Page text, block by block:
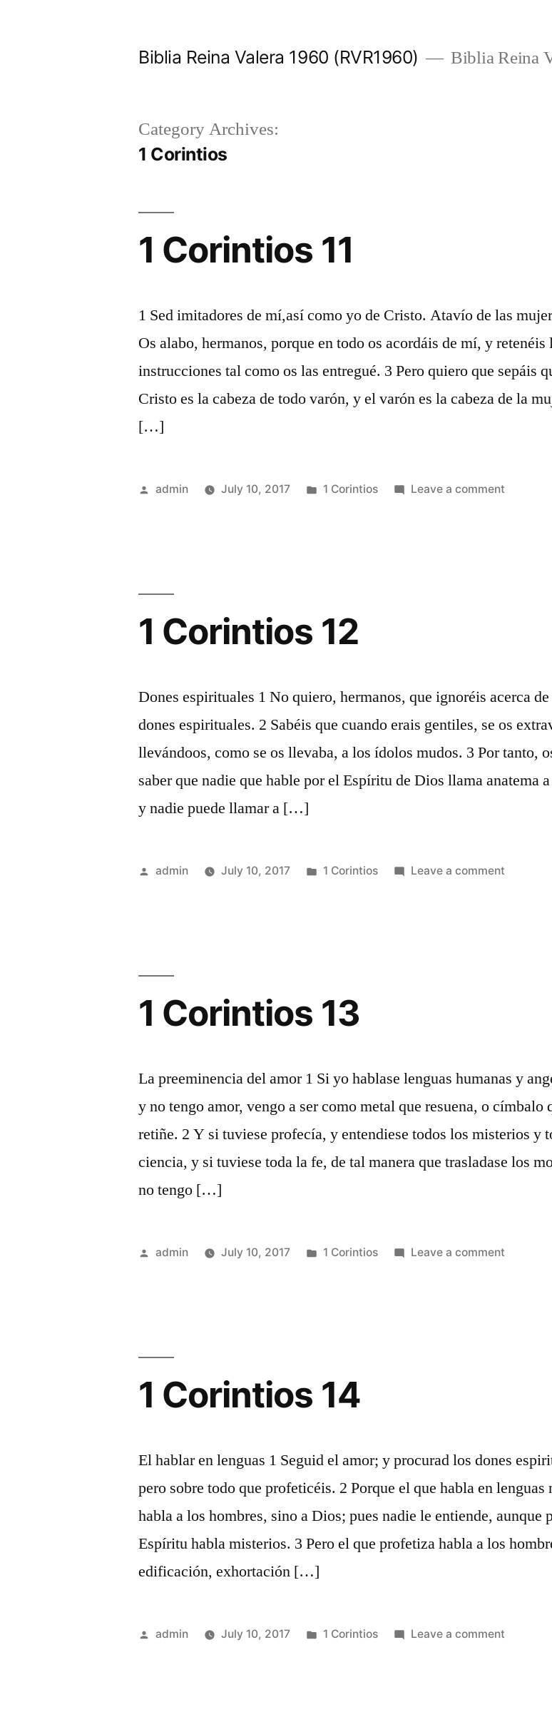
Biblia Reina Valera 1960 (RVR1960) Biblia Reina
Category Archives:
1 Corintios
1 Corintios 11
1 Sed imitadores de mí,así como yo de Cristo. Atavío de las
Os alabo, hermanos, porque en todo os acordáis de mí, y retenéis
instrucciones tal como os las entregué. 3 Pero quiero que sepáis
Cristo es la cabeza de todo varón, y el varón es la cabeza de la
[…]
Posted
admin July 10, 2017
Posted
1 Corintios Leave a commenton
1 Corintios 12
Dones espirituales 1 No quiero, hermanos, que ignoréis acerca
dones espirituales. 2 Sabéis que cuando erais gentiles, se os
llevándoos, como se os llevaba, a los ídolos mudos. 3 Por tanto,
saber que nadie que hable por el Espíritu de Dios llama anatema a
y nadie puede llamar a […]
Posted
admin July 10, 2017
Posted
1 Corintios Leave a commenton
1 Corintios 13
La preeminencia del amor 1 Si yo hablase lenguas humanas y
y no tengo amor, vengo a ser como metal que resuena, o címbalo
retiñe. 2 Y si tuviese profecía, y entendiese todos los misterios y
ciencia, y si tuviese toda la fe, de tal manera que trasladase los
no tengo […]
Posted
admin July 10, 2017
Posted
1 Corintios Leave a commenton
1 Corintios 14
El hablar en lenguas 1 Seguid el amor; y procurad los dones
pero sobre todo que profeticéis. 2 Porque el que habla en lenguas
habla a los hombres, sino a Dios; pues nadie le entiende, aunque
Espíritu habla misterios. 3 Pero el que profetiza habla a los
edificación, exhortación […]
Posted
admin July 10, 2017
Posted
1 Corintios Leave a commenton